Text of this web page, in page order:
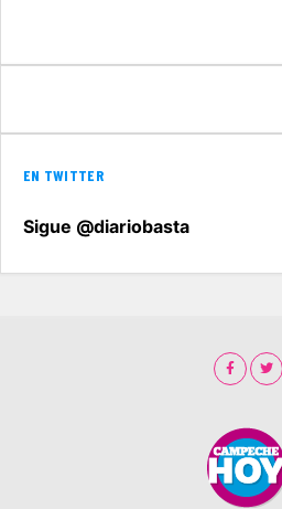
EN TWITTER
Sigue @diariobasta